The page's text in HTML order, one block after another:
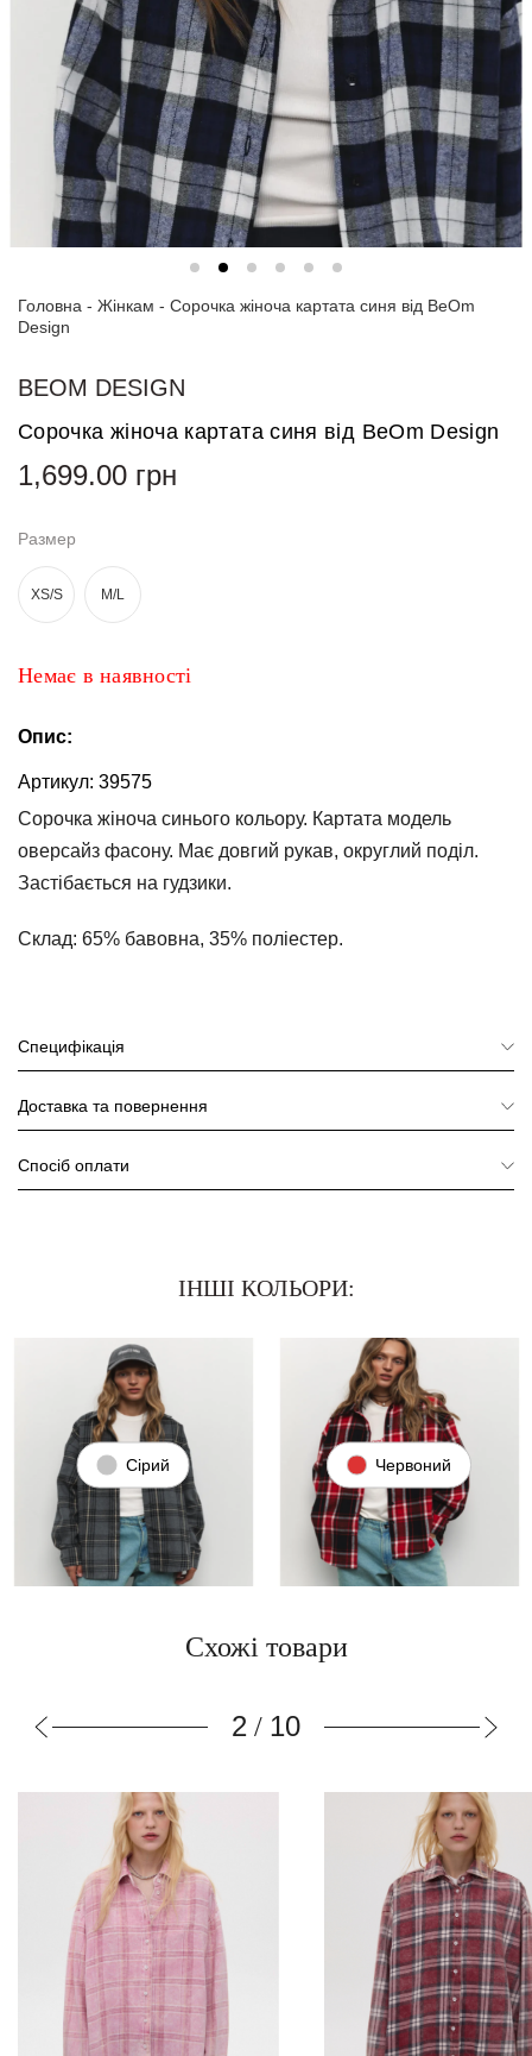
Спортивні
костюми
Толстовки
світшоти
Блузи
та
сорочки
Сукні
та
костюми
та поло
та
Топи
Жіночі
сумки
Туніки та
Головна - Жінкам - Сорочка жіноча картата синя від BeOm
Design
BEOM DESIGN
Сорочка жіноча картата синя від BeOm Design
1,699.00 грн
Размер
XS/S M/L
Немає в наявності
Опис:
Артикул: 39575
Сорочка жіноча синього кольору. Картата модель
оверсайз фасону. Має довгий рукав, округлий поділ.
Застібається на гудзики.
Склад: 65% бавовна, 35% поліестер.
Специфікація
Доставка та повернення
Спосіб оплати
ІНШІ КОЛЬОРИ:
Сірий Червоний
Схожі товари
3 / 10